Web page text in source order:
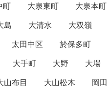
町 大泉東町
大泉本町
島 大清水
大双嶺
太田中区
於保多町
大手町 大野
大場
山布目 大山松木
岡田